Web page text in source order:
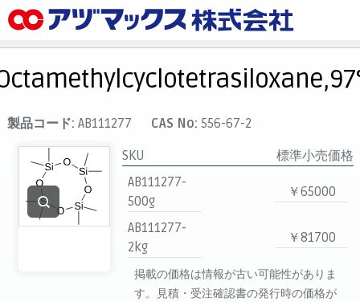
メニュー
お気に入り
カート
マイアカウント
主要取扱ブランド
代理店一覧
製品コード: AB111277 CAS No: 556-67-2
SKU
標準小売価格
AB111277-
500g
￥65000
AB111277-
2kg
￥81700
掲載の価格は情報が古い可能性がありま
す。見積・受注確認書の発行時の価格が